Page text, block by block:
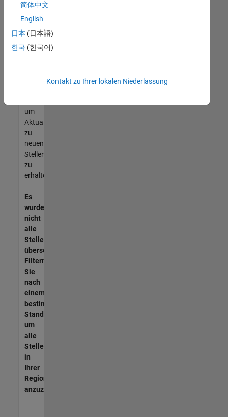
die
Ihren
entsprechen,
werden
unseres
um
Aktualisierungen
zu
neuen
Stellenangeboten
zu
erhalten.
Es
wurden
nicht
alle
Stellen
übersetzt.
Filtern
Sie
nach
einem
bestimmten
Standort,
um
alle
Stellenangebote
in
Ihrer
Region
anzuzeigen.
简体中文
English
日本 (日本語)
한국 (한국어)
Kontakt zu Ihrer lokalen Niederlassung